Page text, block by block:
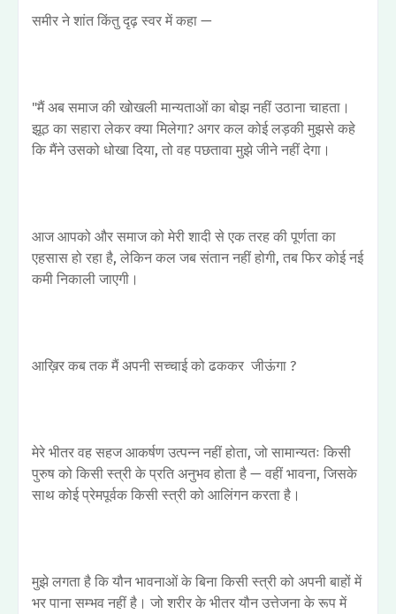
समीर ने शांत किंतु दृढ़ स्वर में कहा —
"मैं अब समाज की खोखली मान्यताओं का बोझ नहीं उठाना चाहता।
झूठ का सहारा लेकर क्या मिलेगा? अगर कल कोई लड़की मुझसे कहे
कि मैंने उसको धोखा दिया, तो वह पछतावा मुझे जीने नहीं देगा।
आज आपको और समाज को मेरी शादी से एक तरह की पूर्णता का
एहसास हो रहा है, लेकिन कल जब संतान नहीं होगी, तब फिर कोई नई
कमी निकाली जाएगी।
आख़िर कब तक मैं अपनी सच्चाई को ढककर जीऊंगा ?
मेरे भीतर वह सहज आकर्षण उत्पन्न नहीं होता, जो सामान्यतः किसी
पुरुष को किसी स्त्री के प्रति अनुभव होता है — वहीं भावना, जिसके
साथ कोई प्रेमपूर्वक किसी स्त्री को आलिंगन करता है।
मुझे लगता है कि यौन भावनाओं के बिना किसी स्त्री को अपनी बाहों में
भर पाना सम्भव नहीं है। जो शरीर के भीतर यौन उत्तेजना के रूप में